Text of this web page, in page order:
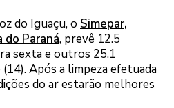
do Iguaçu, o Simepar,
Paraná, prevê 12.5
sexta e outros 25.1
Após a limpeza efetuada
do ar estarão melhores